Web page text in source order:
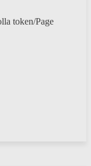
token/Page